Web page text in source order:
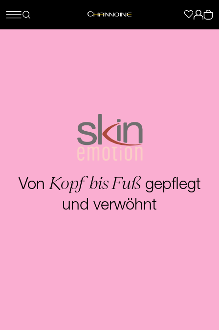
VonKopf bis Fuß gepflegt
und verwöhnt